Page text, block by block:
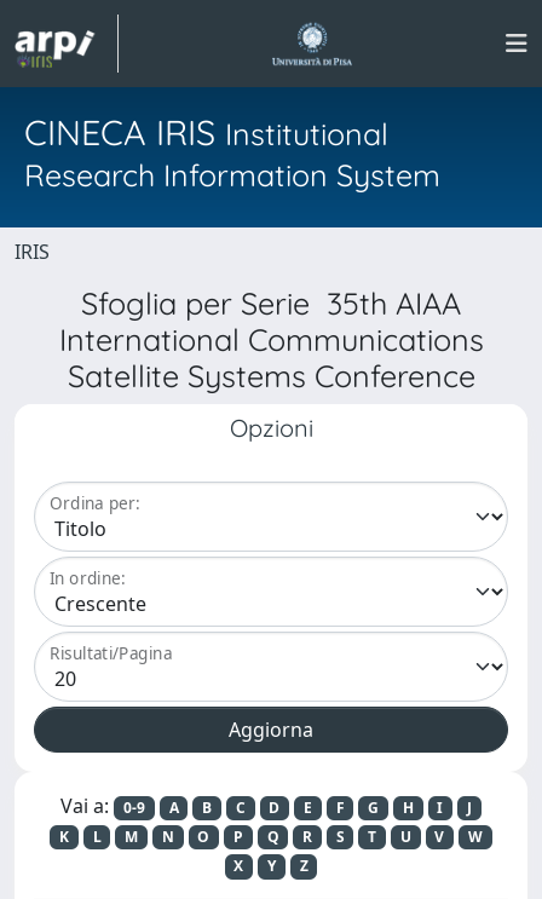
CINECA IRIS Institutional
Research Information System
IRIS
Sfoglia per Serie 35th AIAA
International Communications
Satellite Systems Conference
Opzioni
Ordina per:
In ordine:
Risultati/Pagina
Vai a: 0-9 A B C D E F G H I
J
K
L M N O P Q R S T U V
W
X
Y Z